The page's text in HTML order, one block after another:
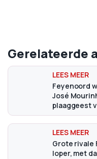
Gerelateerde
Feyenoord
José
plaaggeest
Grote rivale
loper, met